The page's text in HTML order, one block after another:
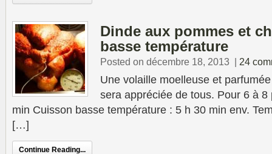
Dinde aux pommes et
basse température
Posted on décembre 18, 2013 | 24
Une volaille moelleuse et
sera appréciée de tous. Pour 6 à
min Cuisson basse température : 5 h 30 min env.
[…]
Continue Reading...